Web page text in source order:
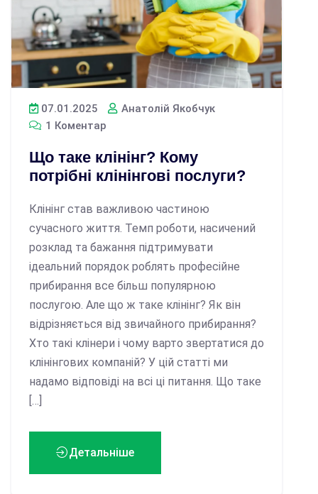
07.01.2025
Анатолій Якобчук
1 Коментар
Що таке клінінг? Кому
потрібні клінінгові послуги?
Клінінг став важливою частиною
сучасного життя. Темп роботи, насичений
розклад та бажання підтримувати
ідеальний порядок роблять професійне
прибирання все більш популярною
послугою. Але що ж таке клінінг? Як він
відрізняється від звичайного прибирання?
Хто такі клінери і чому варто звертатися до
клінінгових компаній? У цій статті ми
надамо відповіді на всі ці питання. Що таке
[…]
Детальніше